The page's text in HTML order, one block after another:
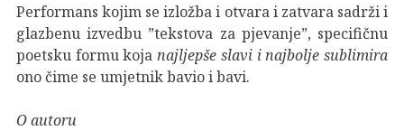
Performans kojim se izložba i otvara i zatvara sadrži i
glazbenu izvedbu ”tekstova za pjevanje”, specifičnu
poetsku formu koja najljepše slavi i najbolje sublimira
ono čime se umjetnik bavio i bavi.
O autoru